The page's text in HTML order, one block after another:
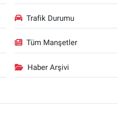
Trafik Durumu
Tüm Manşetler
Haber Arşivi